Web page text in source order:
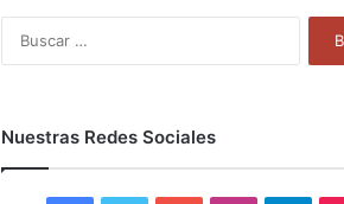
Nuestras Redes Sociales